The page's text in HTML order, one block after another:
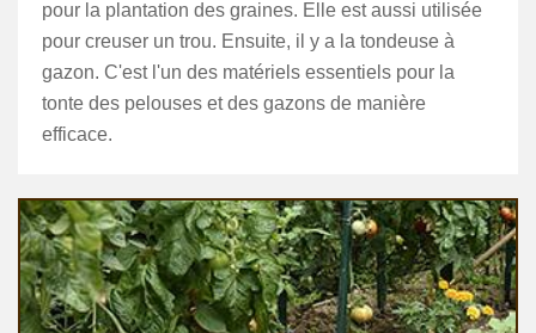
pour la plantation des graines. Elle est aussi utilisée
pour creuser un trou. Ensuite, il y a la tondeuse à
gazon. C'est l'un des matériels essentiels pour la
tonte des pelouses et des gazons de manière
efficace.